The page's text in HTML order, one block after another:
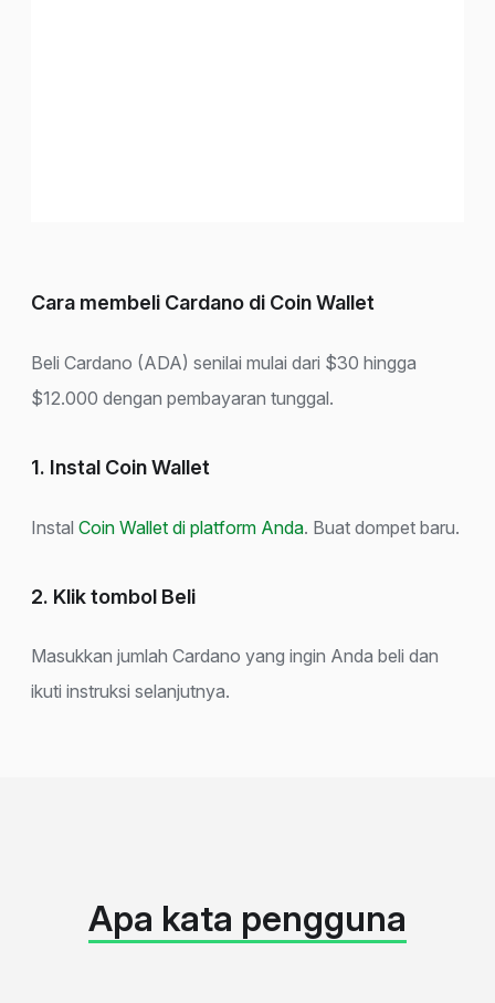
Cara membeli Cardano di Coin Wallet
Beli Cardano (ADA) senilai mulai dari $30 hingga
$12.000 dengan pembayaran tunggal.
1. Instal Coin Wallet
Instal Coin Wallet di platform Anda. Buat dompet baru.
2. Klik tombol Beli
Masukkan jumlah Cardano yang ingin Anda beli dan
ikuti instruksi selanjutnya.
Apa kata pengguna